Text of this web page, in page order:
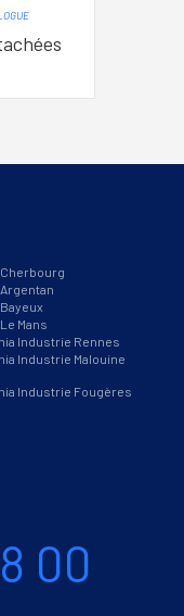
Cherbourg
Argentan
Mans
Industrie Rennes
Industrie Malouine
Industrie Fougères
00